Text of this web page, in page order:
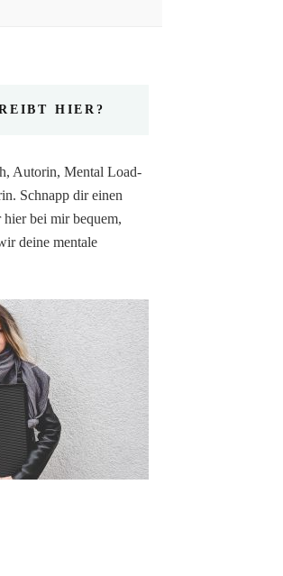
HIER?
Autorin, Mental Load-
Schnapp dir einen
bei mir bequem,
deine mentale